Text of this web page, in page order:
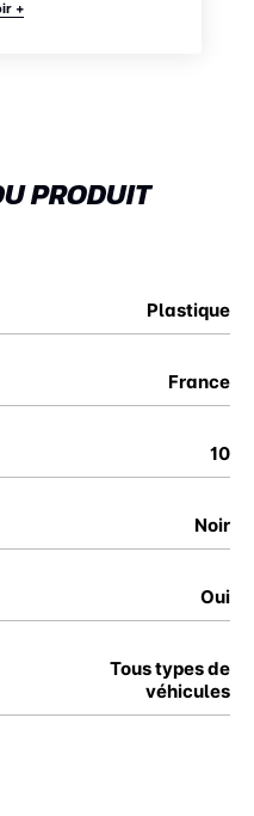
+
PRODUIT
Plastique
France
10
Noir
Oui
Tous types de
véhicules